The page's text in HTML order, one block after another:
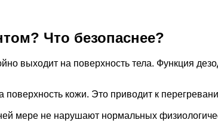
Что безопаснее?
выходит на поверхность тела. Функция
кожи. Это приводит к
мере не нарушают нормальных